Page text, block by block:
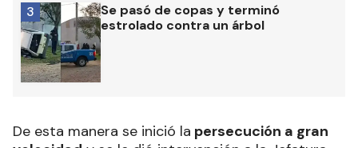
Se pasó de copas y terminó
estrolado contra un árbol
3
De esta manera se inició la persecución a gran